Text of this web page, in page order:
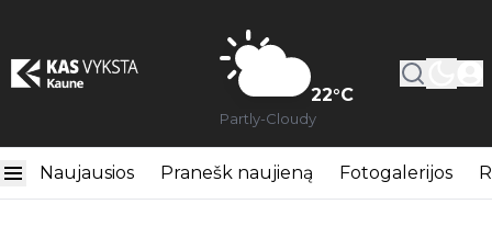
22°C
Partly-Cloudy
Naujausios Pranešk naujieną Fotogalerijos